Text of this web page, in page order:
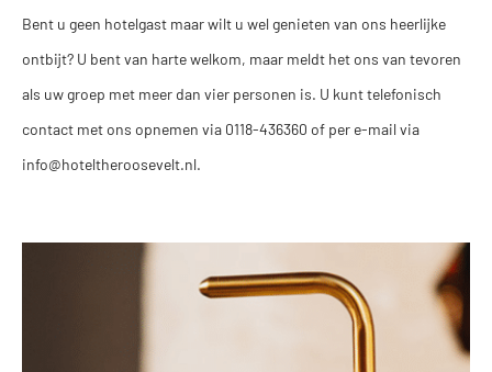
Bent u geen hotelgast maar wilt u wel genieten van ons heerlijke
ontbijt? U bent van harte welkom, maar meldt het ons van tevoren
als uw groep met meer dan vier personen is. U kunt telefonisch
contact met ons opnemen via 0118-436360 of per e-mail via
info@hoteltheroosevelt.nl.